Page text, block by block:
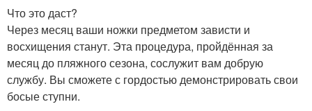
Что это даст?
Через месяц ваши ножки предметом зависти и
восхищения станут. Эта процедура, пройдённая за
месяц до пляжного сезона, сослужит вам добрую
службу. Вы сможете с гордостью демонстрировать свои
босые ступни.